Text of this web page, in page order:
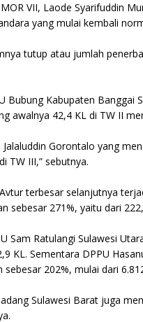
VII, Laode Syarifuddin
yang mulai kembali
tutup atau jumlah
Bubung Kabupaten Banggai
awalnya 42,4 KL di TW II
Jalaluddin Gorontalo yang
TW III,” sebutnya.
terbesar selanjutnya
sebesar 271%, yaitu dari
Sam Ratulangi Sulawesi
KL. Sementara DPPU
202%, mulai dari
Sulawesi Barat juga